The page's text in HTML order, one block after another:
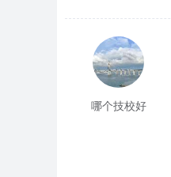
哪个技校好